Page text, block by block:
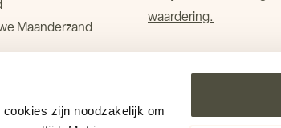
zijn noodzakelijk om
Maanderzand
waardering.